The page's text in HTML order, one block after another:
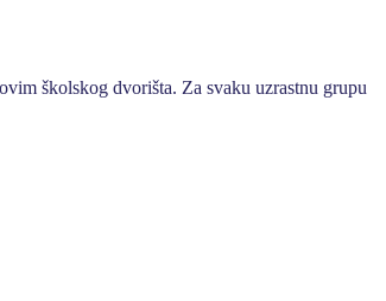
školskog dvorišta. Za svaku uzrastnu grupu